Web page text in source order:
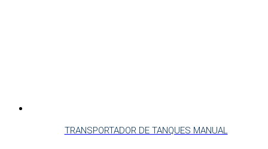
TRANSPORTADOR DE TANQUES MANUAL